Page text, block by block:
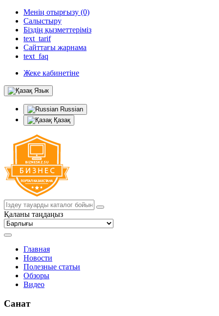
Менің отырғызу (0)
Салыстыру
Біздің қызметтеріміз
text_tarif
Сайттағы жарнама
text_faq
Жеке кабинетіне
Язык
Russian
Қазақ
Қаланы таңдаңыз
Главная
Новости
Полезные статьи
Обзоры
Видео
Санат